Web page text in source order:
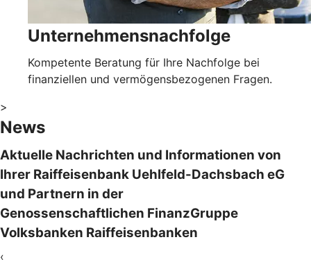
Unternehmensnachfolge
Kompetente Beratung für Ihre Nachfolge bei
finanziellen und vermögensbezogenen Fragen.
>
News
Aktuelle Nachrichten und Informationen von
Ihrer Raiffeisenbank Uehlfeld-Dachsbach eG
und Partnern in der
Genossenschaftlichen FinanzGruppe
Volksbanken Raiffeisenbanken
‹